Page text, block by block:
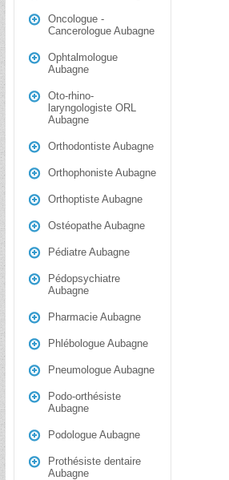
Oncologue -
Cancerologue Aubagne
Ophtalmologue
Aubagne
Oto-rhino-
laryngologiste ORL
Aubagne
Orthodontiste Aubagne
Orthophoniste Aubagne
Orthoptiste Aubagne
Ostéopathe Aubagne
Pédiatre Aubagne
Pédopsychiatre
Aubagne
Pharmacie Aubagne
Phlébologue Aubagne
Pneumologue Aubagne
Podo-orthésiste
Aubagne
Podologue Aubagne
Prothésiste dentaire
Aubagne